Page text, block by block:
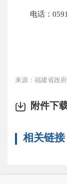
电话：
来源：福建省政
附件下
相关链接